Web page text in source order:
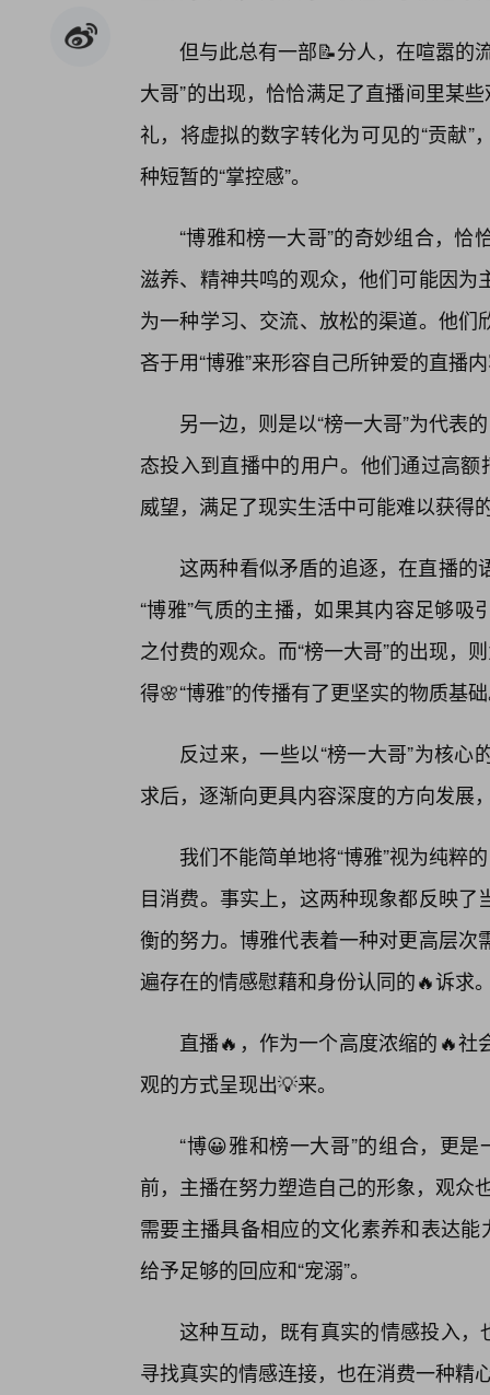
但与此总有一部📝分人，在喧嚣的
大哥”的出现，恰恰满足了直播间里某
礼，将虚拟的数字转化为可见的“贡献
种短暂的“掌控感”。
“博雅和榜一大哥”的奇妙组合，
滋养、精神共鸣的观众，他们可能因
为一种学习、交流、放松的渠道。他
吝于用“博雅”来形容自己所钟爱的直播
另一边，则是以“榜一大哥”为代表
态投入到直播中的用户。他们通过高
威望，满足了现实生活中可能难以获得
这两种看似矛盾的追逐，在直播
“博雅”气质的主播，如果其内容足够
之付费的观众。而“榜一大哥”的出现，
得🌸“博雅”的传播有了更坚实的物质基
反过来，一些以“榜一大哥”为核
求后，逐渐向更具内容深度的方向发展
我们不能简单地将“博雅”视为纯粹
目消费。事实上，这两种现象都反映
衡的努力。博雅代表着一种对更高层
遍存在的情感慰藉和身份认同的🔥诉求
直播🔥，作为一个高度浓缩的🔥
观的方式呈现出💡来。
“博😀雅和榜一大哥”的组合，更是
前，主播在努力塑造自己的形象，观众
需要主播具备相应的文化素养和表达
给予足够的回应和“宠溺”。
这种互动，既有真实的情感投入，
寻找真实的情感连接，也在消费一种精